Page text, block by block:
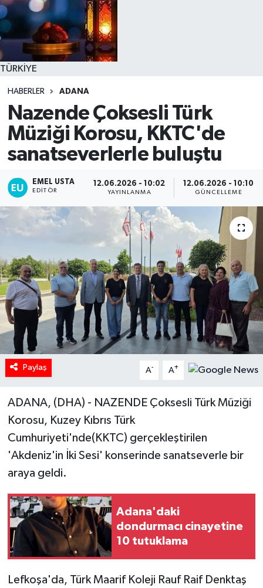
TÜRKİYE
HABERLER ADANA
Nazende Çoksesli Türk
Müziği Korosu, KKTC'de
sanatseverlerle buluştu
EMEL USTA
EDITÖR
12.06.2026 - 10:02
YAYINLANMA
12.06.2026 - 10:10
GÜNCELLEME
Paylaş A- A+
ADANA, (DHA) - NAZENDE Çoksesli Türk Müziği
Korosu, Kuzey Kıbrıs Türk
Cumhuriyeti'nde(KKTC) gerçekleştirilen
'Akdeniz'in İki Sesi' konserinde sanatseverle bir
araya geldi.
Adana'daki
dondurmacı cinayetine
10 tutuklama
Lefkoşa'da, Türk Maarif Koleji Rauf Raif Denktaş